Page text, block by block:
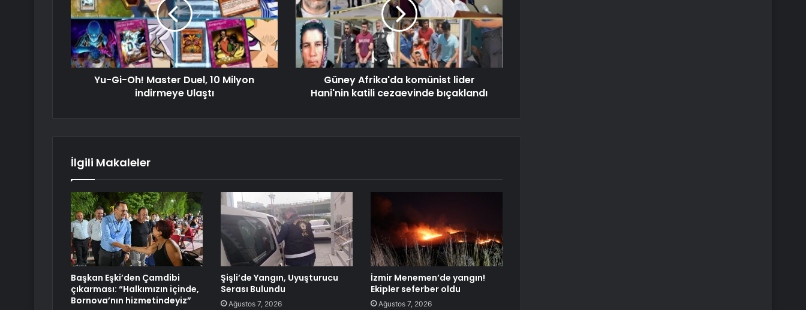
Yu-Gi-Oh! Master Duel, 10 Milyon
indirmeye Ulaştı
Güney Afrika'da komünist lider
Hani'nin katili cezaevinde bıçaklandı
İlgili Makaleler
Başkan Eşki’den Çamdibi
çıkarması: “Halkımızın içinde,
Bornova’nın hizmetindeyiz”
Şişli’de Yangın, Uyuşturucu
Serası Bulundu
Ağustos 7, 2026
İzmir Menemen’de yangın!
Ekipler seferber oldu
Ağustos 7, 2026